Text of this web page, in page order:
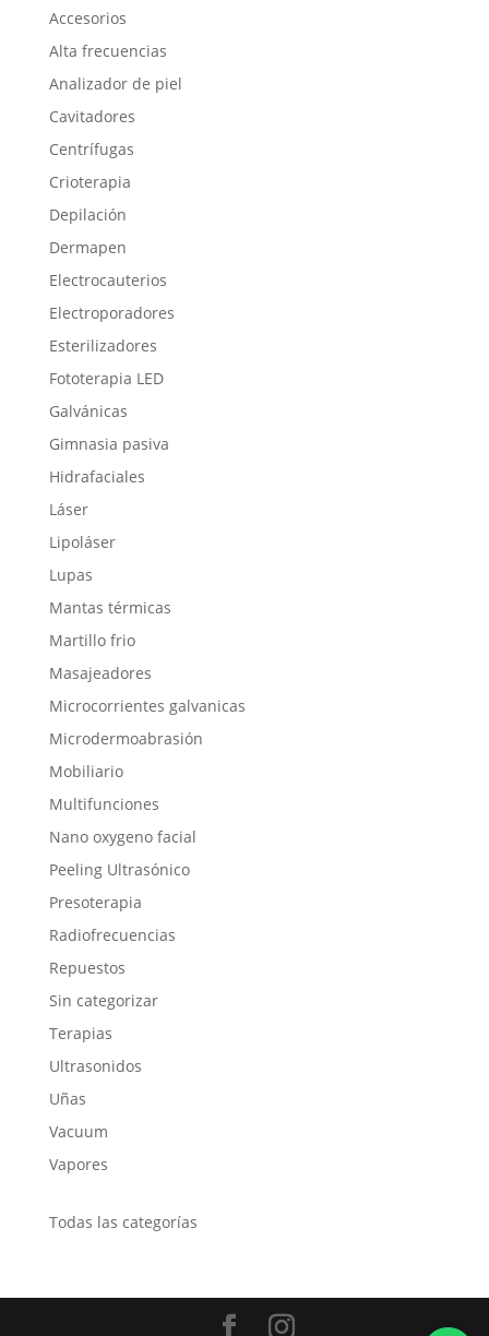
Accesorios
Alta frecuencias
Analizador de piel
Cavitadores
Centrífugas
Crioterapia
Depilación
Dermapen
Electrocauterios
Electroporadores
Esterilizadores
Fototerapia LED
Galvánicas
Gimnasia pasiva
Hidrafaciales
Láser
Lipoláser
Lupas
Mantas térmicas
Martillo frio
Masajeadores
Microcorrientes galvanicas
Microdermoabrasión
Mobiliario
Multifunciones
Nano oxygeno facial
Peeling Ultrasónico
Presoterapia
Radiofrecuencias
Repuestos
Sin categorizar
Terapias
Ultrasonidos
Uñas
Vacuum
Vapores
Todas las categorías